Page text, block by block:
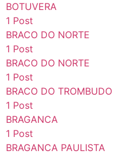
BOTUVERA
1 Post
BRACO DO NORTE
1 Post
BRACO DO NORTE
1 Post
BRACO DO TROMBUDO
1 Post
BRAGANCA
1 Post
BRAGANCA PAULISTA